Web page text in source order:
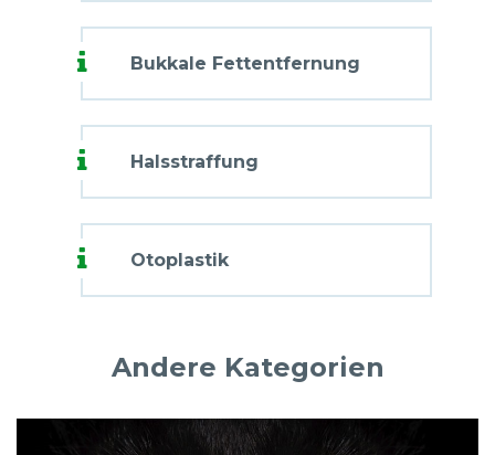
Bukkale Fettentfernung
Halsstraffung
Otoplastik
Andere Kategorien